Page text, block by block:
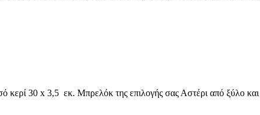
30 x 3,5 εκ. Μπρελόκ της επιλογής σας Αστέρι από ξύλο